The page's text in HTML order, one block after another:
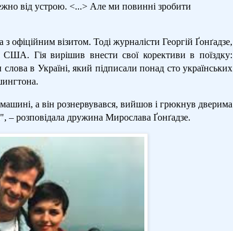
від устрою. <...> Але ми повинні зробити
візитом. Тоді журналісти Георгій Ґонґадзе,
Гія вирішив внести свої корективи в поїздку:
в Україні, який підписали понад сто українських
а він рознервувався, вийшов і грюкнув дверима
– розповідала дружина Мирослава Ґонґадзе.